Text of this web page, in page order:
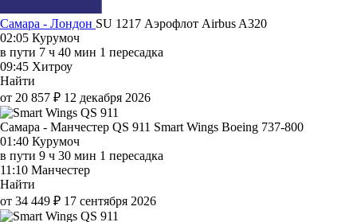
Самара - Лондон SU 1217 Аэрофлот Airbus A320
02:05 Курумоч
в пути 7 ч 40 мин 1 пересадка
09:45 Хитроу
Найти
от 20 857 ₽ 12 декабря 2026
Самара - Манчестер QS 911 Smart Wings Boeing 737-800
01:40 Курумоч
в пути 9 ч 30 мин 1 пересадка
11:10 Манчестер
Найти
от 34 449 ₽ 17 сентября 2026